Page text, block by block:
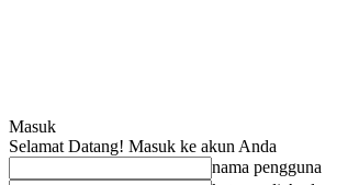
Masuk
Selamat Datang! Masuk ke akun Anda
nama pengguna